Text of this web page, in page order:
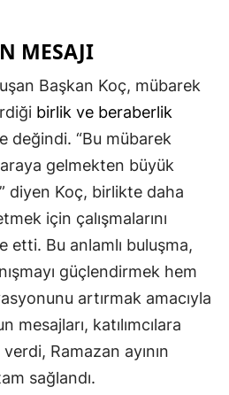
Isparta
Mersin
İzmir
Kars
Kastamonu
Kayseri
Kırklareli
MESAJI
Başkan Koç, mübarek
birlik ve beraberlik
değindi. “Bu mübarek
gelmekten büyük
diyen Koç, birlikte daha
için çalışmalarını
etti. Bu anlamlı buluşma,
güçlendirmek hem
artırmak amacıyla
mesajları, katılımcılara
verdi, Ramazan ayının
sağlandı.